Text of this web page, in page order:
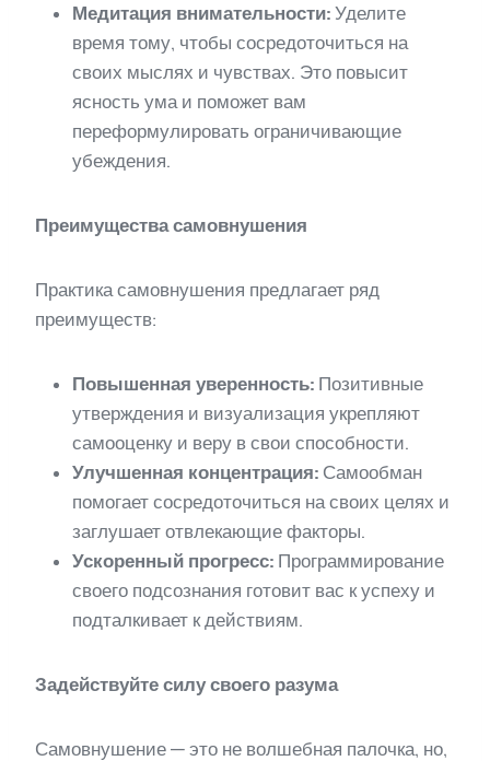
Медитация внимательности: Уделите
время тому, чтобы сосредоточиться на
своих мыслях и чувствах. Это повысит
ясность ума и поможет вам
переформулировать ограничивающие
убеждения.
Преимущества самовнушения
Практика самовнушения предлагает ряд
преимуществ:
Повышенная уверенность: Позитивные
утверждения и визуализация укрепляют
самооценку и веру в свои способности.
Улучшенная концентрация: Самообман
помогает сосредоточиться на своих целях и
заглушает отвлекающие факторы.
Ускоренный прогресс: Программирование
своего подсознания готовит вас к успеху и
подталкивает к действиям.
Задействуйте силу своего разума
Самовнушение — это не волшебная палочка, но,